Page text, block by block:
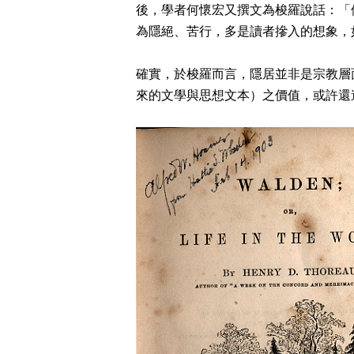
後，學者何懷宏又撰文為梭羅說話：
為隱絕、苦行，多是讀者摻入的想象
確實，於梭羅而言，隱居並非是宗教
來的文學與思想文本）之價值，或許